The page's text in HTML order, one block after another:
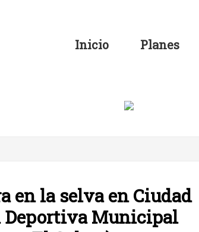
Inicio Planes
en la selva en Ciudad
Municipal